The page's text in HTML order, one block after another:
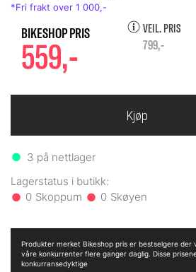
559,-
VEIL. PRIS
799,-
3 på nettlager
0 0
Kjøp
Produkter merket Bikeshop pris er bestselgere der
våre konkurrenter flere ganger daglig. Disse
konkurransedyktige